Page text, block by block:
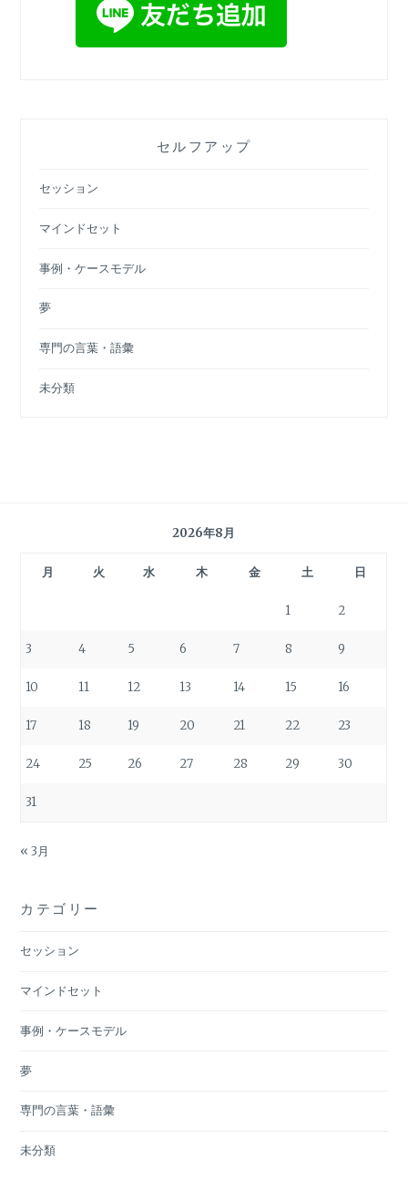
セルフアップ
セッション
マインドセット
事例・ケースモデル
夢
専門の言葉・語彙
未分類
2026年8月
月 火 水 木 金 土 日
1 2
3 4 5 6 7 8 9
10 11 12 13 14 15 16
17 18 19 20 21 22 23
24 25 26 27 28 29 30
31
« 3月
カテゴリー
セッション
マインドセット
事例・ケースモデル
夢
専門の言葉・語彙
未分類